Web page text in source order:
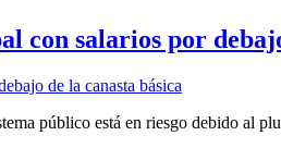
con salarios por
público está en riesgo debido al